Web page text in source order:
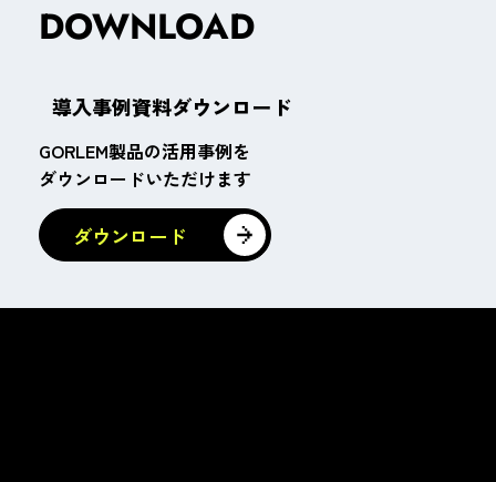
DOWNLOAD
導入事例資料ダウンロード
GORLEM製品の活用事例を
ダウンロードいただけます
ダウンロード